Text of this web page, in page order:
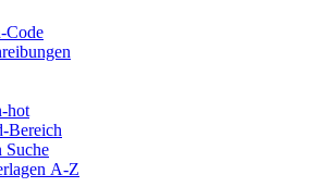
Code
hot
Bereich
Suche
A-Z